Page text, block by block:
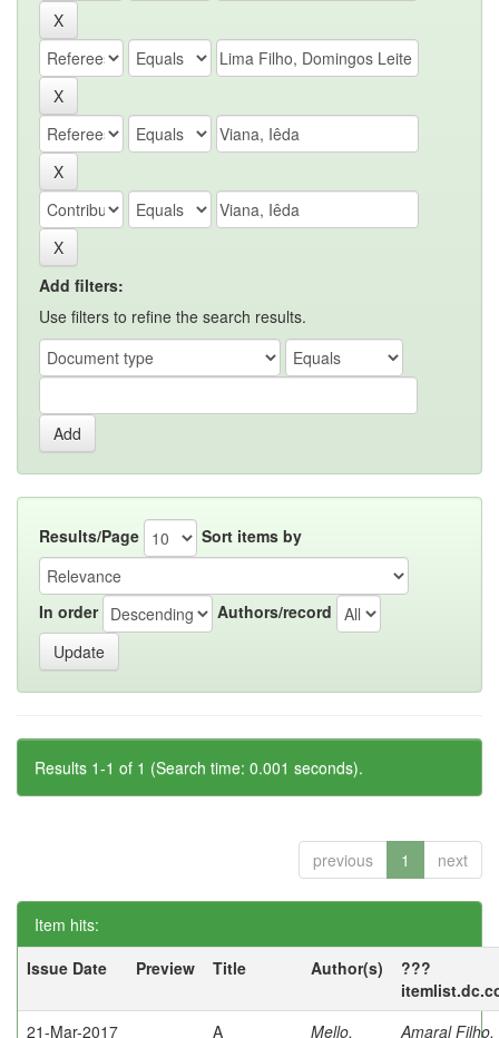
Add filters:
Use filters to refine the search results.
Results/Page Sort items by
In order Authors/record
Results 1-1 of 1 (Search time: 0.001 seconds).
previous 1 next
Item hits:
Issue Date
Preview Title Author(s)
???
21-Mar-2017
A Mello, Amaral